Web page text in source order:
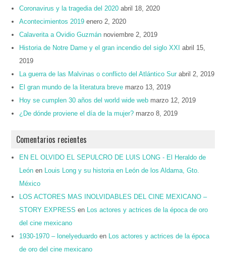
Coronavirus y la tragedia del 2020 abril 18, 2020
Acontecimientos 2019 enero 2, 2020
Calaverita a Ovidio Guzmán noviembre 2, 2019
Historia de Notre Dame y el gran incendio del siglo XXI
abril 15,
2019
La guerra de las Malvinas o conflicto del Atlántico Sur abril 2, 2019
El gran mundo de la literatura breve marzo 13, 2019
Hoy se cumplen 30 años del world wide web marzo 12, 2019
¿De dónde proviene el día de la mujer? marzo 8, 2019
Comentarios recientes
EN EL OLVIDO EL SEPULCRO DE LUIS LONG - El Heraldo de
León en
Louis Long y su historia en León de los Aldama, Gto.
México
LOS ACTORES MAS INOLVIDABLES DEL CINE MEXICANO –
STORY EXPRESS en
Los actores y actrices de la época de oro
del cine mexicano
1930-1970 – lonelyeduardo en
Los actores y actrices de la época
de oro del cine mexicano